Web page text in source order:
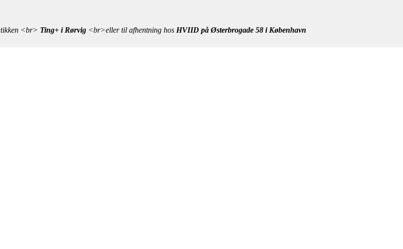
<br> Ting+ i Rørvig<br>eller til afhentning hos HVIID på Østerbrogade 58 i København